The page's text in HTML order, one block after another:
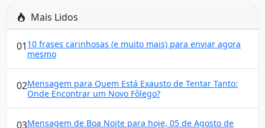
Mais Lidos
01 10 frases carinhosas (e muito mais) para enviar agora
mesmo
02Mensagem para Quem Está Exausto de Tentar Tanto:
Onde Encontrar um Novo Fôlego?
03Mensagem de Boa Noite para hoje, 05 de Agosto de